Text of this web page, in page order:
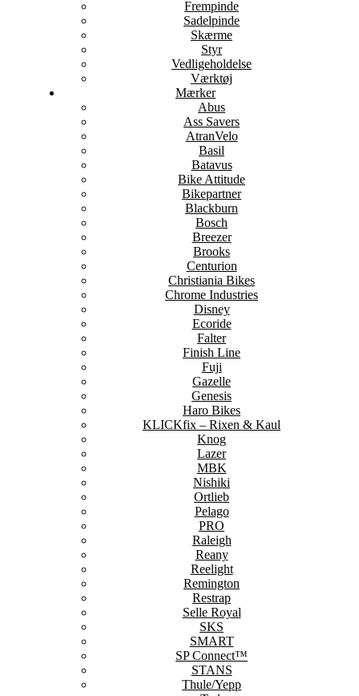
Frempinde
Sadelpinde
Skærme
Styr
Vedligeholdelse
Værktøj
Mærker
Abus
Ass Savers
AtranVelo
Basil
Batavus
Bike Attitude
Bikepartner
Blackburn
Bosch
Breezer
Brooks
Centurion
Christiania Bikes
Chrome Industries
Disney
Ecoride
Falter
Finish Line
Fuji
Gazelle
Genesis
Haro Bikes
KLICKfix – Rixen & Kaul
Knog
Lazer
MBK
Nishiki
Ortlieb
Pelago
PRO
Raleigh
Reany
Reelight
Remington
Restrap
Selle Royal
SKS
SMART
SP Connect™
STANS
Thule/Yepp